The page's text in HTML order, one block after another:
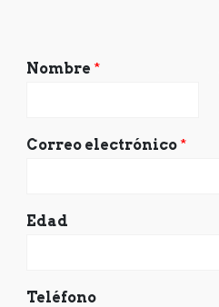
Nombre *
Correo electrónico *
Edad
Teléfono